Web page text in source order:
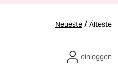
Neueste / Älteste
einloggen